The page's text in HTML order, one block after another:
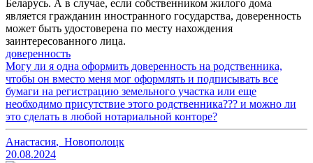
Беларусь. А в случае, если собственником жилого дома
является гражданин иностранного государства, доверенность
может быть удостоверена по месту нахождения
заинтересованного лица.
доверенность
Могу ли я одна оформить доверенность на родственника,
чтобы он вместо меня мог оформлять и подписывать все
бумаги на регистрацию земельного участка или еще
необходимо присутствие этого родственника??? и можно ли
это сделать в любой нотариальной конторе?
Анастасия, Новополоцк
20.08.2024